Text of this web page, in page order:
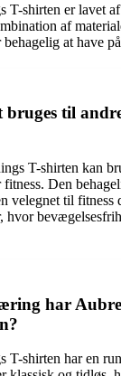
T-shirten er lavet
af
at have
bruges til
T-shirten kan
Den
velegnet til fitness
hvor
har
T-shirten har en